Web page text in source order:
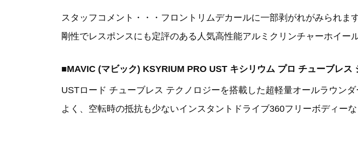
スタッフコメント・・・フロントリムデカールに一部剥がれがみられ
剛性でレスポンスにも定評のある人気高性能アルミクリンチャーホイール
■MAVIC (マビック) KSYRIUM PRO UST キシリウム プロ チューブレス
USTロード チューブレス テクノロジーを搭載した超軽量オールラウン
よく、空転時の抵抗も少ないインスタントドライブ360フリーボディー